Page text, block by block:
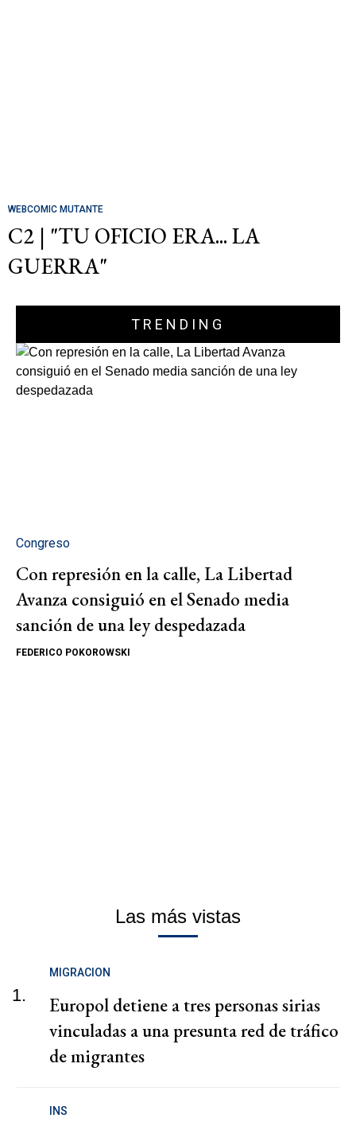
WEBCOMIC MUTANTE
C2 | "TU OFICIO ERA... LA
GUERRA"
TRENDING
Congreso
Con represión en la calle, La Libertad
Avanza consiguió en el Senado media
sanción de una ley despedazada
FEDERICO POKOROWSKI
Las más vistas
1.
MIGRACION
Europol detiene a tres personas sirias
vinculadas a una presunta red de tráfico
de migrantes
INS